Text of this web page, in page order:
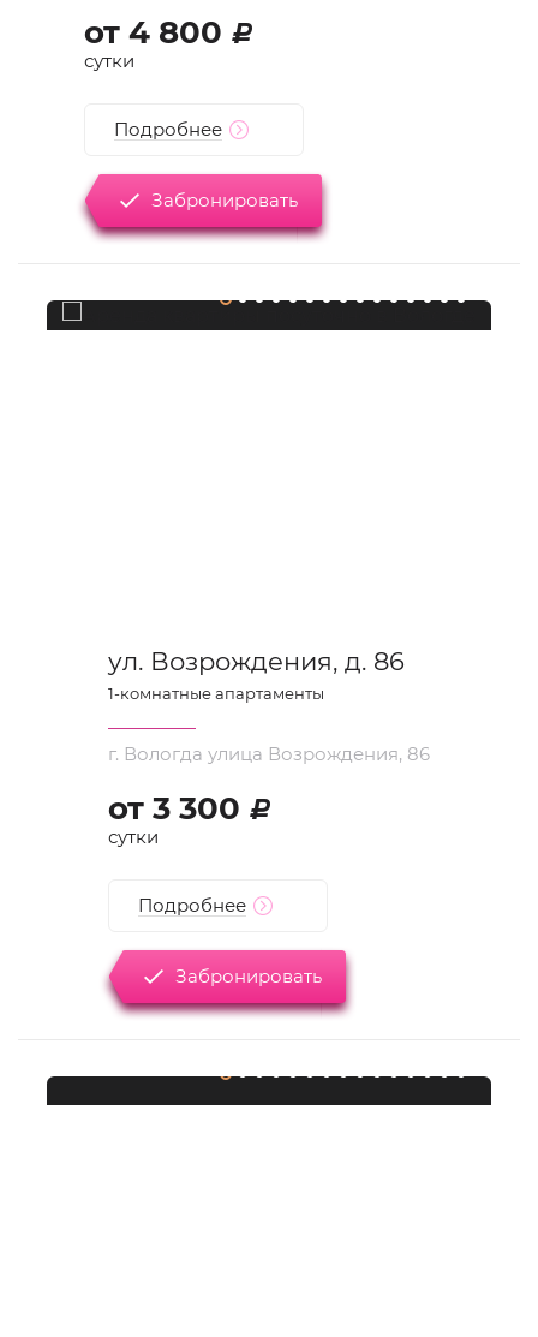
от 4 800 d
сутки
Подробнее
Забронировать
ул. Возрождения, д. 86
1-комнатные апартаменты
г. Вологда улица Возрождения, 86
от 3 300 d
сутки
Подробнее
Забронировать